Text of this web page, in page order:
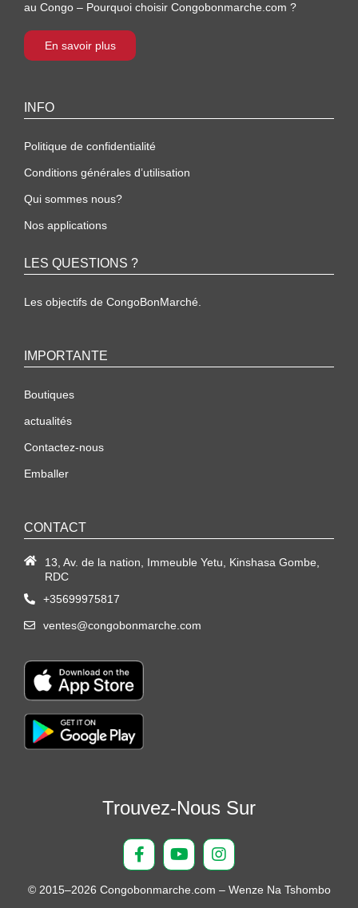
au Congo – Pourquoi choisir Congobonmarche.com ?
En savoir plus
INFO
Politique de confidentialité
Conditions générales d’utilisation
Qui sommes nous?
Nos applications
LES QUESTIONS ?
Les objectifs de CongoBonMarché.
IMPORTANTE
Boutiques
actualités
Contactez-nous
Emballer
CONTACT
13, Av. de la nation, Immeuble Yetu, Kinshasa Gombe,
RDC
+35699975817
ventes@congobonmarche.com
Trouvez-Nous Sur
© 2015–2026 Congobonmarche.com – Wenze Na Tshombo